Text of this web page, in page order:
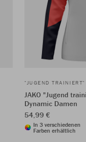
"JUGEND TRAINIERT"
JAKO "Jugend
Dynamic Damen
54,99 €
In 3 verschiedenen
Farben erhältlich